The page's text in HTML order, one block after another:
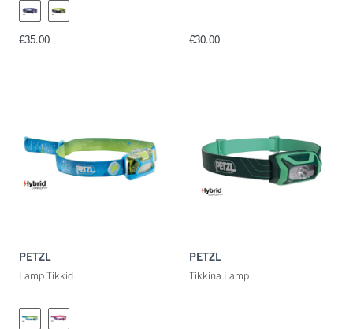
€35.00 €30.00
PETZL
Lamp Tikkid
PETZL
Tikkina Lamp